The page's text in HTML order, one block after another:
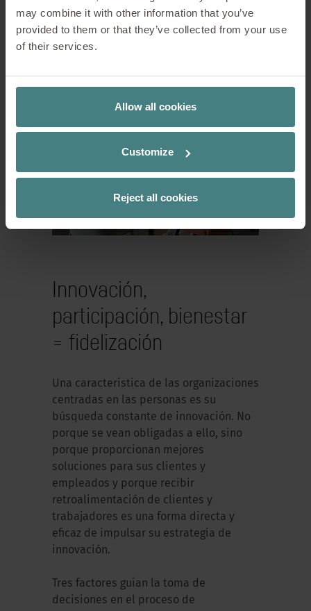
may combine it with other information that you’ve
provided to them or that they’ve collected from your use
of their services.
Allow all cookies
Customize
Reject all cookies
clave, sobre la base de ciclos rápidos
de «idea-prototipado-ensayo» para
obtener el mayor volumen de
«feedback» posible de las partes
Innovación,
participación, bienestar
= fidelización
Una característica de las organizaciones
centradas en las personas es su
búsqueda constante de innovación. No
porque se vean obligadas a ello, sino
porque proporcionan mejores
soluciones para sus clientes y
empleados y porque recibir
retroalimentación de clientes y
trabajadores es una forma directa y
eficaz de impulsar su estrategia de
innovación.
Tres factores guían la toma de
decisiones en el proceso de